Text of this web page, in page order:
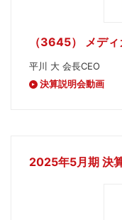
（3645） メデ
平川 大 会長CEO
決算説明会動画
2025年5月期 決